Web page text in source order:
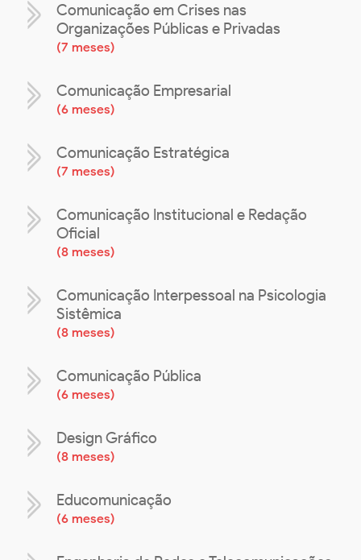
Comunicação em Crises nas
Organizações Públicas e Privadas
(7 meses)
Comunicação Empresarial
(6 meses)
Comunicação Estratégica
(7 meses)
Comunicação Institucional e Redação
Oficial
(8 meses)
Comunicação Interpessoal na Psicologia
Sistêmica
(8 meses)
Comunicação Pública
(6 meses)
Design Gráfico
(8 meses)
Educomunicação
(6 meses)